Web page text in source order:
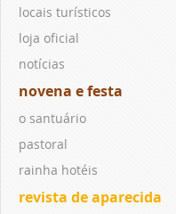
locais turísticos
loja oficial
notícias
novena e festa
o santuário
pastoral
rainha hotéis
revista de aparecida